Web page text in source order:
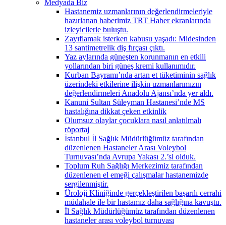
Medyada Biz
Hastanemiz uzmanlarının değerlendirmeleriyle
hazırlanan haberimiz TRT Haber ekranlarında
izleyicilerle buluştu.
Zayıflamak isterken kabusu yaşadı: Midesinden
13 santimetrelik diş fırçası çıktı.
Yaz aylarında güneşten korunmanın en etkili
yollarından biri güneş kremi kullanımıdır.
Kurban Bayramı’nda artan et tüketiminin sağlık
üzerindeki etkilerine ilişkin uzmanlarımızın
değerlendirmeleri Anadolu Ajansı’nda yer aldı.
Kanuni Sultan Süleyman Hastanesi’nde MS
hastalığına dikkat çeken etkinlik
Olumsuz olaylar çocuklara nasıl anlatılmalı
röportaj
İstanbul İl Sağlık Müdürlüğümüz tarafından
düzenlenen Hastaneler Arası Voleybol
Turnuvası’nda Avrupa Yakası 2.’si olduk.
Toplum Ruh Sağlığı Merkezimiz tarafından
düzenlenen el emeği çalışmalar hastanemizde
sergilenmiştir.
Üroloji Kliniğinde gerçekleştirilen başarılı cerrahi
müdahale ile bir hastamız daha sağlığına kavuştu.
İl Sağlık Müdürlüğümüz tarafından düzenlenen
hastaneler arası voleybol turnuvası